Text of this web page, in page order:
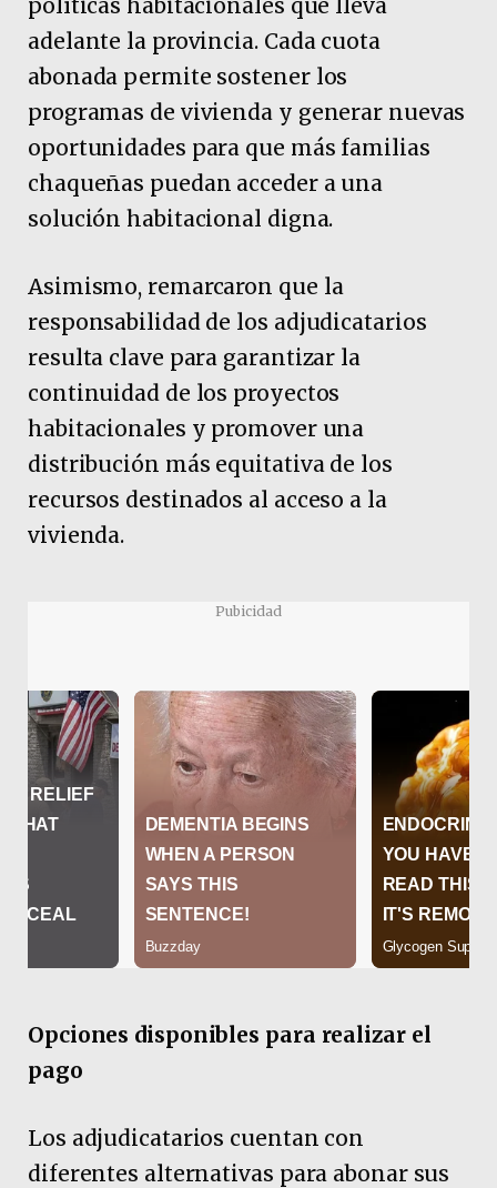
políticas habitacionales que lleva
adelante la provincia. Cada cuota
abonada permite sostener los
programas de vivienda y generar nuevas
oportunidades para que más familias
chaqueñas puedan acceder a una
solución habitacional digna.
Asimismo, remarcaron que la
responsabilidad de los adjudicatarios
resulta clave para garantizar la
continuidad de los proyectos
habitacionales y promover una
distribución más equitativa de los
recursos destinados al acceso a la
vivienda.
Pubicidad
Opciones disponibles para realizar el
pago
Los adjudicatarios cuentan con
diferentes alternativas para abonar sus